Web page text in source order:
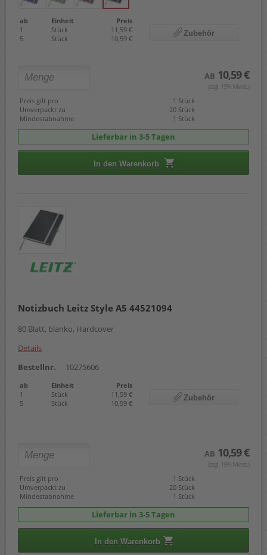
ab Einheit
Preis
1
Stück
11,59 €
5
Stück 10,59 €
Zubehör
AB 10,59 €
(zzgl. 19% Mwst.)
Preis gilt pro
1 Stück
Umverpackt zu
20 Stück
Mindestabnahme
1 Stück
Lieferbar in 3-5 Tagen
In den Warenkorb
Notizbuch Leitz Style A5 44521094
80 Blatt, blanko, Hardcover
Details
Bestellnr.
10275606
ab Einheit
Preis
1
Stück
11,59 €
5
Stück 10,59 €
Zubehör
AB 10,59 €
(zzgl. 19% Mwst.)
Preis gilt pro
1 Stück
Umverpackt zu
20 Stück
Mindestabnahme
1 Stück
Lieferbar in 3-5 Tagen
In den Warenkorb